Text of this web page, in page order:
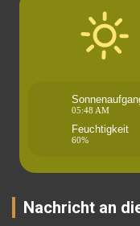
05:48 AM
Feuchtigkeit
60%
Nachricht an